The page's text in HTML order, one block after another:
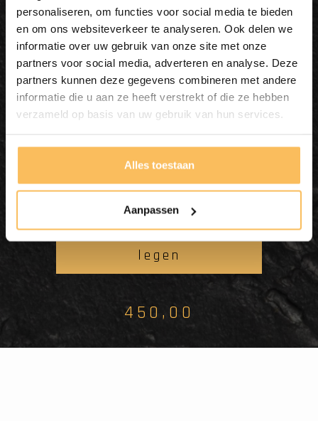
personaliseren, om functies voor social media te bieden
en om ons websiteverkeer te analyseren. Ook delen we
informatie over uw gebruik van onze site met onze
partners voor social media, adverteren en analyse. Deze
partners kunnen deze gegevens combineren met andere
informatie die u aan ze heeft verstrekt of die ze hebben
verzameld op basis van uw gebruik van hun services.
Alles toestaan
Aanpassen
Naturstein Waschbecken
80x45x13cm - FL22614
In meinen Warenkorb
legen
450,00